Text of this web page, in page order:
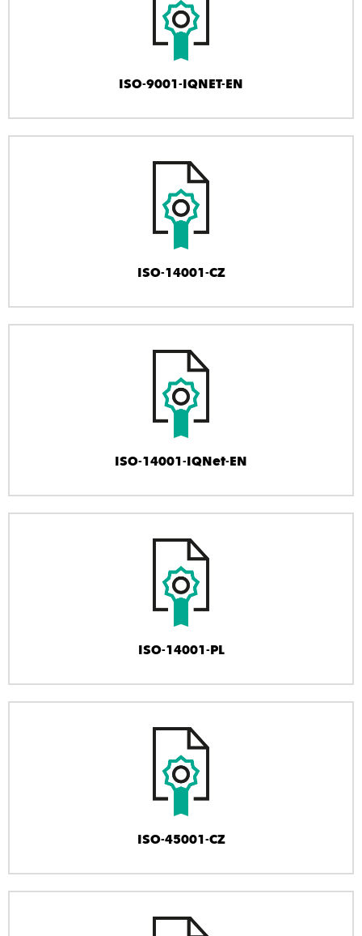
ISO-9001-IQNET-EN
ISO-14001-CZ
ISO-14001-IQNet-EN
ISO-14001-PL
ISO-45001-CZ